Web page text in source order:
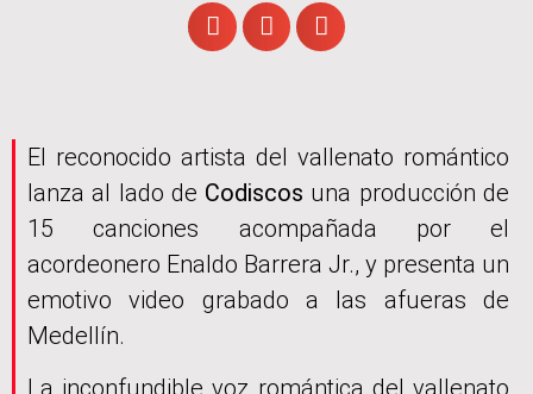
El reconocido artista del vallenato romántico
lanza al lado de Codiscos una producción de
15 canciones acompañada por el
acordeonero Enaldo Barrera Jr., y presenta un
emotivo video grabado a las afueras de
Medellín.
La inconfundible voz romántica del vallenato